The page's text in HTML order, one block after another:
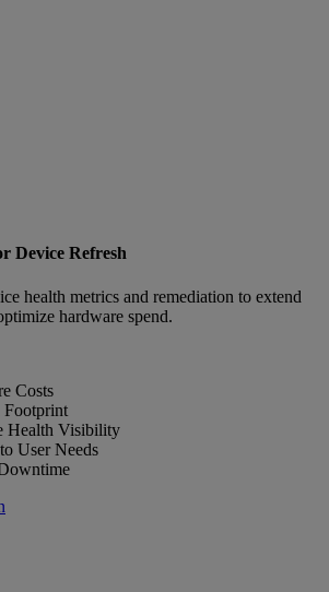
Device Refresh
health metrics and remediation to extend
hardware spend.
Costs
Footprint
Health Visibility
User Needs